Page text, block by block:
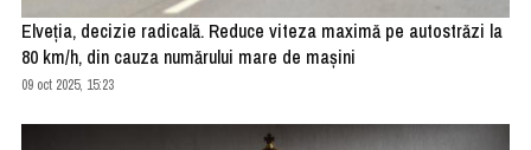
Elveţia, decizie radicală. Reduce viteza maximă pe autostrăzi la
80 km/h, din cauza numărului mare de maşini
09 oct 2025, 15:23